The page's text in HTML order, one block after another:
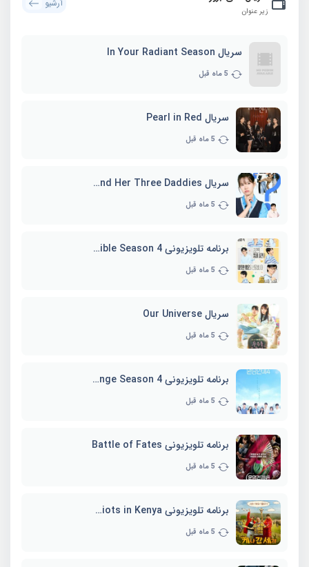
زیر عنوان
آرشیو
سریال In Your Radiant Season
5 ماه قبل
سریال Pearl in Red
5 ماه قبل
سریال Marie and Her Three Daddies
5 ماه قبل
برنامه تلویزیونی Whenever Possible Season 4
5 ماه قبل
سریال Our Universe
5 ماه قبل
برنامه تلویزیونی EXchange Season 4
5 ماه قبل
برنامه تلویزیونی Battle of Fates
5 ماه قبل
برنامه تلویزیونی Three Idiots in Kenya
5 ماه قبل